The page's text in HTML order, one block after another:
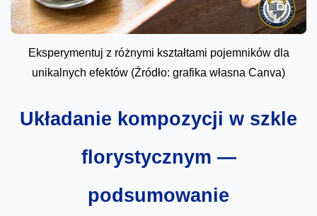
Eksperymentuj z różnymi kształtami pojemników dla
unikalnych efektów (Źródło: grafika własna Canva)
Układanie kompozycji w szkle
florystycznym —
podsumowanie